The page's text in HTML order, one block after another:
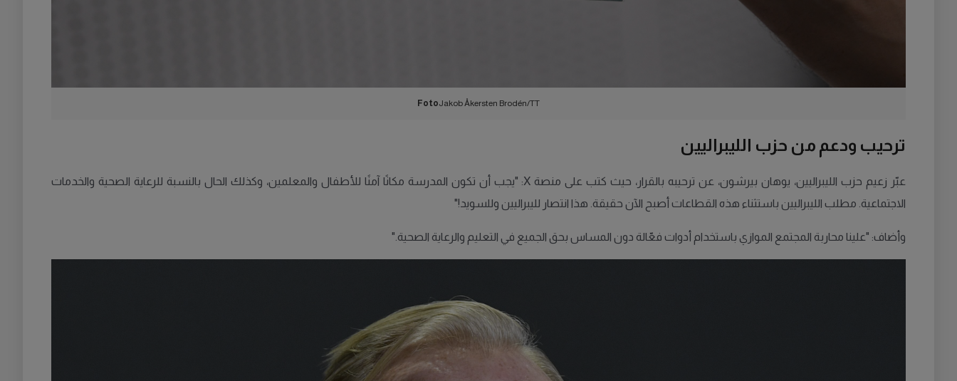
FotoJakob Åkersten Brodén/TT
ترحيب ودعم من حزب الليبراليين
عبّر زعيم حزب الليبراليين، يوهان بيرشون، عن ترحيبه بالقرار، حيث كتب على منصة X: "يجب أن تكون المدرسة مكانًا آمنًا للأطفال والمعلمين، وكذلك الحال بالنسبة للرعاية الصحية والخدمات
الاجتماعية. مطلب الليبراليين باستثناء هذه القطاعات أصبح الآن حقيقة. هذا انتصار لليبراليين وللسويد!"
وأضاف: "علينا محاربة المجتمع الموازي باستخدام أدوات فعّالة دون المساس بحق الجميع في التعليم والرعاية الصحية."